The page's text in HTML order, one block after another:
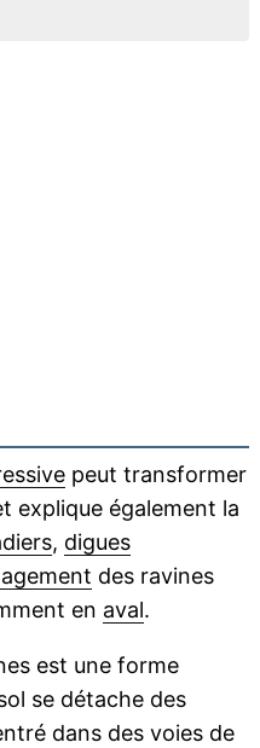
peut transformer
explique également la
, digues
des ravines
en aval.
est une forme
se détache des
dans des voies de